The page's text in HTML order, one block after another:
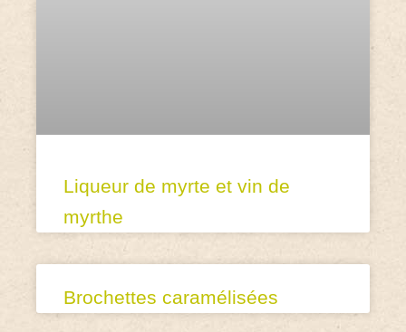
Liqueur de myrte et vin de
myrthe
Brochettes caramélisées